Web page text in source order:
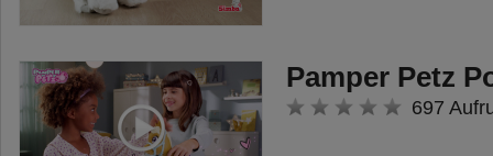
Pamper Petz
697